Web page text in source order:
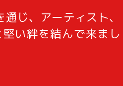
じ、アーティスト、
い絆を結んで来まし